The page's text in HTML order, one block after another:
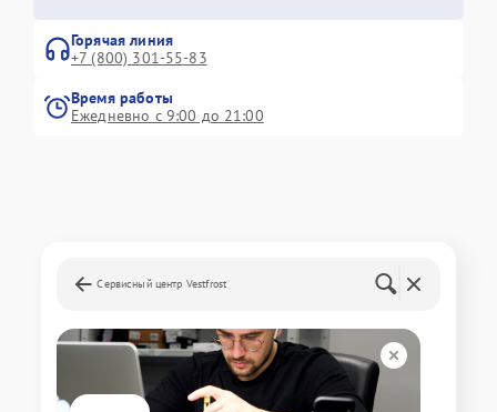
Горячая линия
+7 (800) 301-55-83
Время работы
Ежедневно с 9:00 до 21:00
Сервисный центр Vestfrost